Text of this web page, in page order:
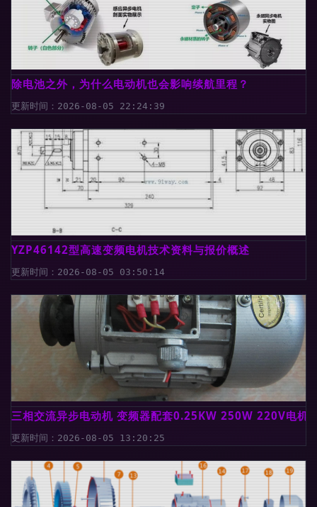
除电池之外，为什么电动机也会影响续航里程？
更新时间：2026-08-05 22:24:39
YZP46142型高速变频电机技术资料与报价概述
更新时间：2026-08-05 03:50:14
三相交流异步电动机 变频器配套0.25KW 250W 220V电机
更新时间：2026-08-05 13:20:25